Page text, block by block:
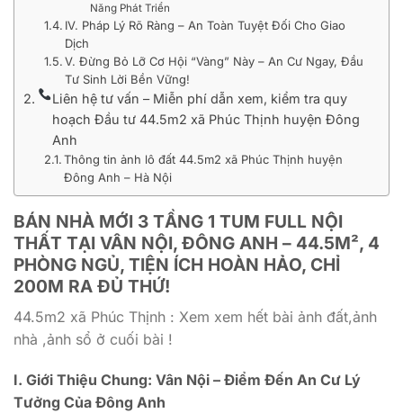
Năng Phát Triển
IV. Pháp Lý Rõ Ràng – An Toàn Tuyệt Đối Cho Giao
Dịch
V. Đừng Bỏ Lỡ Cơ Hội “Vàng” Này – An Cư Ngay, Đầu
Tư Sinh Lời Bền Vững!
Liên hệ tư vấn – Miễn phí dẫn xem, kiểm tra quy
hoạch Đầu tư 44.5m2 xã Phúc Thịnh huyện Đông
Anh
Thông tin ảnh lô đất 44.5m2 xã Phúc Thịnh huyện
Đông Anh – Hà Nội
BÁN NHÀ MỚI 3 TẦNG 1 TUM FULL NỘI
THẤT TẠI VÂN NỘI, ĐÔNG ANH – 44.5M², 4
PHÒNG NGỦ, TIỆN ÍCH HOÀN HẢO, CHỈ
200M RA ĐỦ THỨ!
44.5m2 xã Phúc Thịnh : Xem xem hết bài ảnh đất,ảnh
nhà ,ảnh sổ ở cuối bài !
I. Giới Thiệu Chung: Vân Nội – Điểm Đến An Cư Lý
Tưởng Của Đông Anh